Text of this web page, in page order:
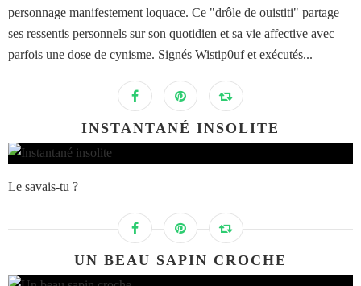
personnage manifestement loquace. Ce "drôle de ouistiti" partage
ses ressentis personnels sur son quotidien et sa vie affective avec
parfois une dose de cynisme. Signés Wistip0uf et exécutés...
INSTANTANÉ INSOLITE
Le savais-tu ?
UN BEAU SAPIN CROCHE